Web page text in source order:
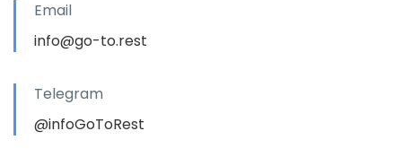
Email
info@go-to.rest
Telegram
@infoGoToRest